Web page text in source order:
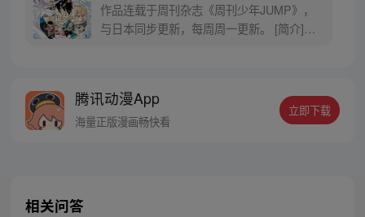
作品连载于周刊杂志《周刊少年JUMP》，
与日本同步更新，每周周一更新。 [简介]有
十年后，路飞为实现与因救他而断臂的杰克
斯的约定而出海，开始了以成为海盗王为目
腾讯动漫App
海量正版漫画畅快看
立即下载
相关问答